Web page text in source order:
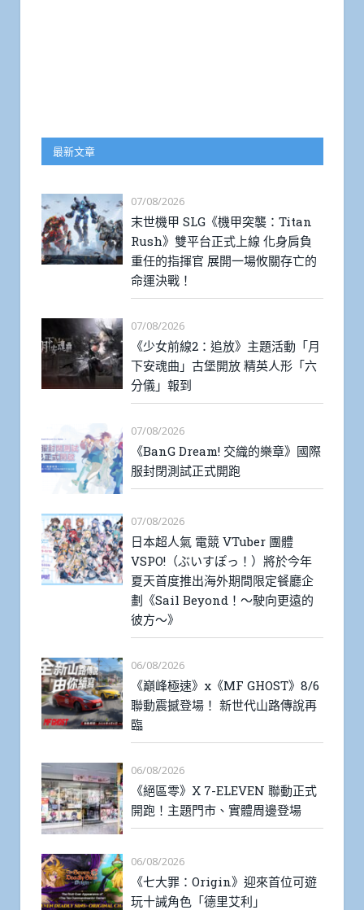
最新文章
07/08/2026
末世機甲 SLG《機甲突襲：Titan
Rush》雙平台正式上線 化身肩負
重任的指揮官 展開一場攸關存亡的
命運決戰！
07/08/2026
《少女前線2：追放》主題活動「月
下安魂曲」古堡開放 精英人形「六
分儀」報到
07/08/2026
《BanG Dream! 交織的樂章》國際
服封閉測試正式開跑
07/08/2026
日本超人氣 電競 VTuber 團體
VSPO!（ぶいすぽっ！）將於今年
夏天首度推出海外期間限定餐廳企
劃《Sail Beyond！～駛向更遠的
彼方～》
06/08/2026
《巔峰極速》x《MF GHOST》8/6
聯動震撼登場！ 新世代山路傳說再
臨
06/08/2026
《絕區零》X 7-ELEVEN 聯動正式
開跑！主題門市、實體周邊登場
06/08/2026
《七大罪：Origin》迎來首位可遊
玩十誡角色「德里艾利」